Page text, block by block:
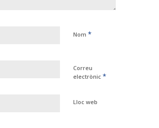
Nom *
Correu
electrònic *
Lloc web